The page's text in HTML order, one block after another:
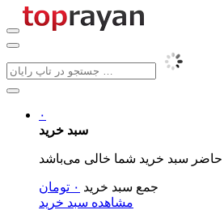
۰
سبد خرید
جمع سبد خرید ۰ تومان
مشاهده سبد خرید